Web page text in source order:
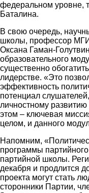
федеральном уровне,
Баталина.
В свою очередь,
школы, профессор
Оксана Гаман-
образовательного
существенно
лидерстве. «Это
эффективность
потенциал
личностному
этом – ключевая
целом, и данного
Напомним,
программы
партийной школы.
декабря и продлится
проекта могут стать
сторонники Партии,